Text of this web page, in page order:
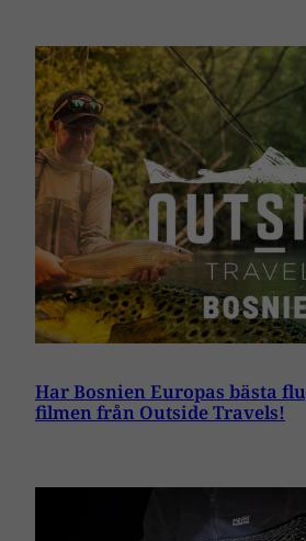
Har Bosnien Europas bästa
filmen från Outside Travels!